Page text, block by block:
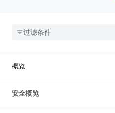
概览
安全概览